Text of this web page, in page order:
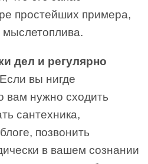
простейших примера,
мыслетоплива.
дел и регулярно
Если вы нигде
вам нужно сходить
сантехника,
позвонить
в вашем сознании